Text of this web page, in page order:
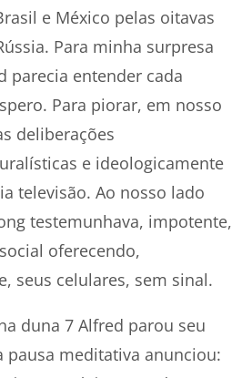
e México pelas oitavas
Para minha surpresa
parecia entender cada
Para piorar, em nosso
deliberações
e ideologicamente
televisão. Ao nosso lado
testemunhava, impotente,
oferecendo,
seus celulares, sem sinal.
duna 7 Alfred parou seu
pausa meditativa anunciou: